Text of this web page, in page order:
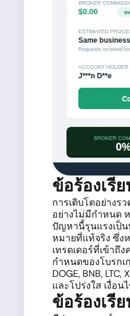
ข้อร้องเรี
การเติบโตอย่างร
อย่างไม่มีกำหนด
ปัญหานี้รุนแรงเป็น
หมายที่แท้จริง ซึ่ง
เทรดเดอร์ที่เข้าถึ
กำหนดของโบรกเ
DOGE, BNB,
และโปร่งใส เงื่อ
ข้อร้องเรี